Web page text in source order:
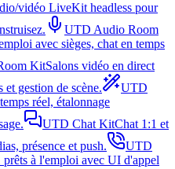
vidéo LiveKit headless pour
UTD Audio Room
avec sièges, chat en temps
KitSalons vidéo en direct
gestion de scène.
UTD
réel, étalonnage
UTD Chat KitChat 1:1 et
présence et push.
UTD
à l'emploi avec UI d'appel